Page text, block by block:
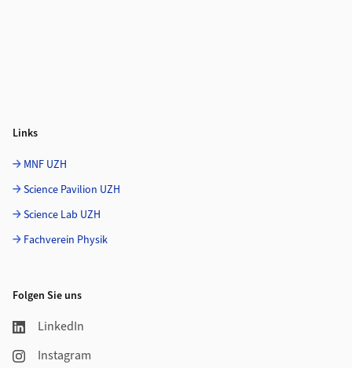
Links
MNF UZH
Science Pavilion UZH
Science Lab UZH
Fachverein Physik
Folgen Sie uns
LinkedIn
Instagram